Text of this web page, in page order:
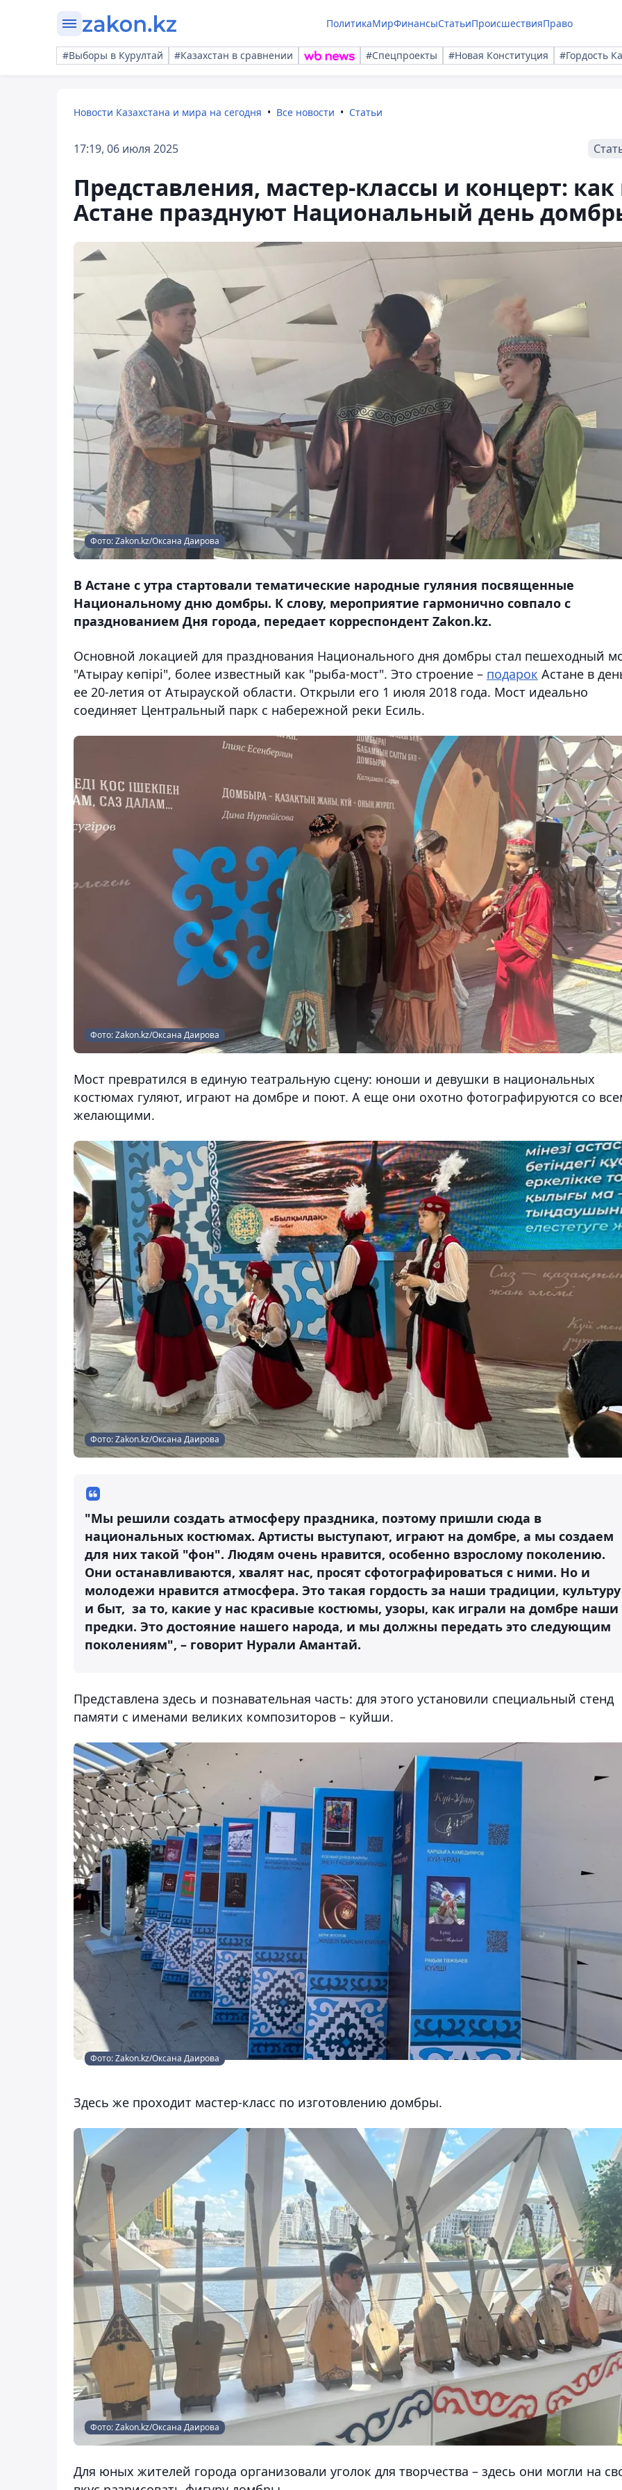
ПолитикаМирФинансыСтатьиПроисшествияПраво
#Выборы в Курултай #Казахстан в сравнении #Спецпроекты #Новая Конституция #Гордость
Новости Казахстана и мира на сегодня Все новости Статьи
17:19, 06 июля 2025
Представления, мастер-классы и концерт: как
Астане празднуют Национальный день
Фото: Zakon.kz/Оксана Даирова
В Астане с утра стартовали тематические народные гуляния посвященные
Национальному дню домбры. К слову, мероприятие гармонично совпало с
празднованием Дня города, передает корреспондент Zakon.kz.
Основной локацией для празднования Национального дня домбры стал пешеходный
"Атырау көпірі", более известный как "рыба-мост". Это строение – подарок Астане в
ее 20-летия от Атырауской области. Открыли его 1 июля 2018 года. Мост идеально
соединяет Центральный парк с набережной реки Есиль.
Фото: Zakon.kz/Оксана Даирова
Мост превратился в единую театральную сцену: юноши и девушки в национальных
костюмах гуляют, играют на домбре и поют. А еще они охотно фотографируются со
желающими.
Фото: Zakon.kz/Оксана Даирова
"Мы решили создать атмосферу праздника, поэтому пришли сюда в
национальных костюмах. Артисты выступают, играют на домбре, а мы создаем
для них такой "фон". Людям очень нравится, особенно взрослому поколению.
Они останавливаются, хвалят нас, просят сфотографироваться с ними. Но и
молодежи нравится атмосфера. Это такая гордость за наши традиции, культуру
и быт, за то, какие у нас красивые костюмы, узоры, как играли на домбре наши
предки. Это достояние нашего народа, и мы должны передать это следующим
поколениям", – говорит Нурали Амантай.
Представлена здесь и познавательная часть: для этого установили специальный стенд
памяти с именами великих композиторов – куйши.
Фото: Zakon.kz/Оксана Даирова
Здесь же проходит мастер-класс по изготовлению домбры.
Фото: Zakon.kz/Оксана Даирова
Для юных жителей города организовали уголок для творчества – здесь они могли на